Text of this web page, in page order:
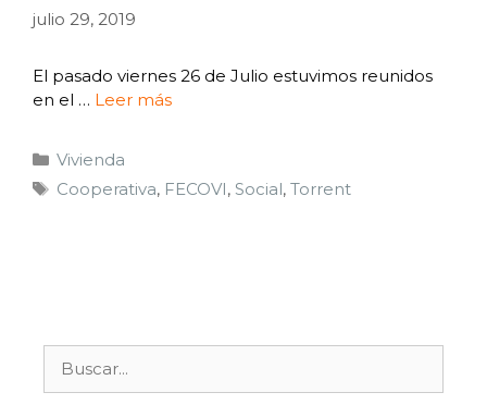
julio 29, 2019
El pasado viernes 26 de Julio estuvimos reunidos
en el … Leer más
Vivienda
Cooperativa, FECOVI, Social, Torrent